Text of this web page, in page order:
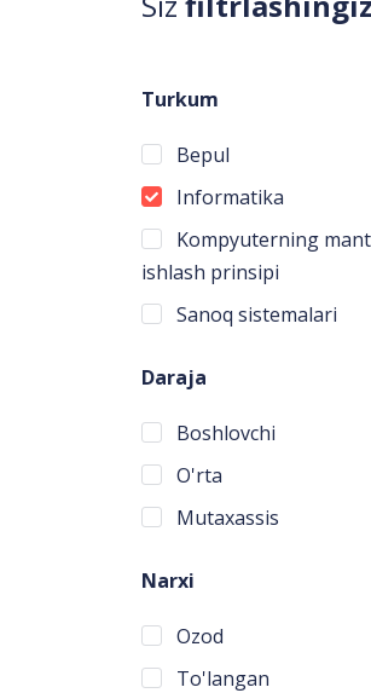
Turkum
Bepul
Informatika
Kompyuterning
ishlash prinsipi
Sanoq sistemalari
Daraja
Boshlovchi
O'rta
Mutaxassis
Narxi
Ozod
To'langan